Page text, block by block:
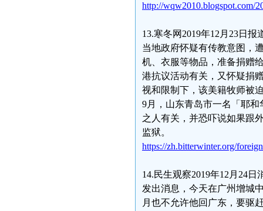
http://wqw2010.blogspot.com/
13.寒冬网2019年12月23日
当地政府怀疑有传教意图，
机、衣服等物品，准备捐赠
港抗议活动有关，又怀疑捐
视和限制下，该美籍牧师被
9月，山东青岛市一名「耶
之人有关，并恐吓说如果跟
监狱。
https://zh.bitterwinter.org/
14.民生观察2019年12月24
发出消息，今天在广州增城
月也不允许他回广东，要驱